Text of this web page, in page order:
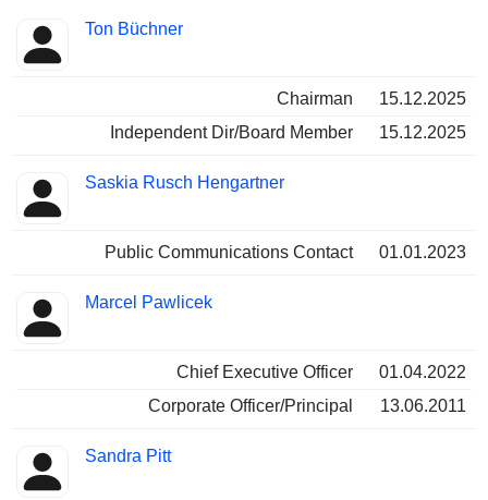
Insider
Besetzte
Ton Büchner
Chairman
15.12.2025
Independent Dir/Board Member
15.12.2025
Saskia Rusch Hengartner
Public Communications Contact 01.01.2023
Marcel Pawlicek
Chief Executive Officer
01.04.2022
Corporate Officer/Principal
13.06.2011
Sandra Pitt